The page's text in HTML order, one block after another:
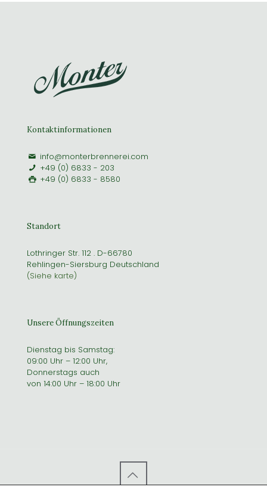
Kontaktinformationen
info@monterbrennerei.com
+49 (0) 6833 - 203
+49 (0) 6833 - 8580
Standort
Lothringer Str. 112 . D-66780
Rehlingen-Siersburg Deutschland
(Siehe karte)
Unsere Öffnungszeiten
Dienstag bis Samstag:
09:00 Uhr – 12:00 Uhr,
Donnerstags auch
von 14:00 Uhr – 18:00 Uhr